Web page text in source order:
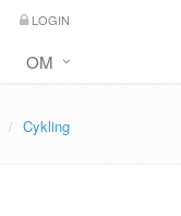
LOGIN
OM
Cykling